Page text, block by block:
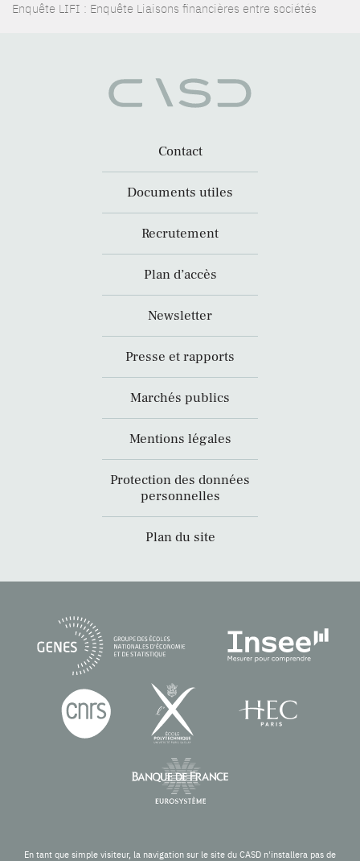
Enquête LIFI : Enquête Liaisons financières entre sociétés
Contact
Documents utiles
Recrutement
Plan d’accès
Newsletter
Presse et rapports
Marchés publics
Mentions légales
Protection des données
personnelles
Plan du site
En tant que simple visiteur, la navigation sur le site du CASD n'installera pas de